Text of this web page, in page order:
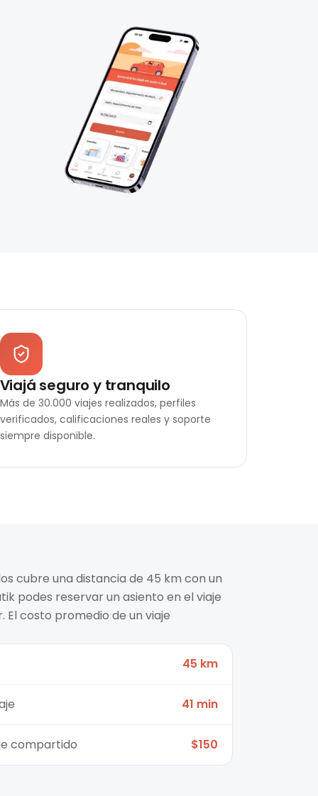
Viajá seguro y tranquilo
Más de 30.000 viajes realizados, perfiles
verificados, calificaciones reales y soporte
siempre disponible.
cubre una distancia de 45 km con un
podes reservar un asiento en el viaje
costo promedio de un viaje
45 km
41 min
compartido $150